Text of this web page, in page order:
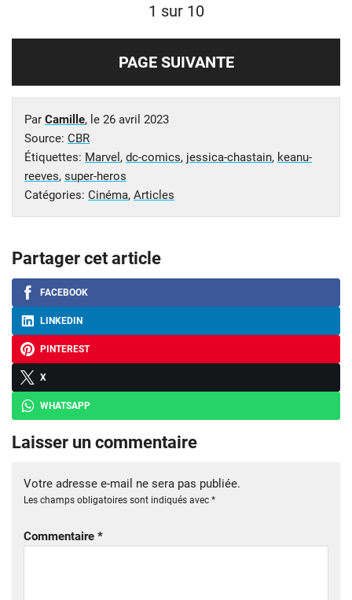
1 sur 10
PAGE SUIVANTE
Par Camille, le 26 avril 2023
Source: CBR
Étiquettes: Marvel , dc-comics, jessica-chastain, keanu-
reeves, super-heros
Catégories: Cinéma, Articles
Partager cet article
FACEBOOK
LINKEDIN
PINTEREST
X
WHATSAPP
Laisser un commentaire
Votre adresse e-mail ne sera pas publiée.
Les champs obligatoires sont indiqués avec *
Commentaire *